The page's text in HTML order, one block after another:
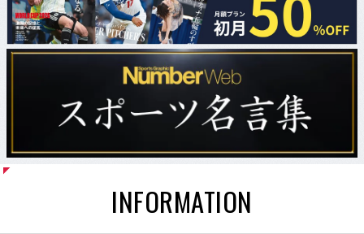
INFORMATION